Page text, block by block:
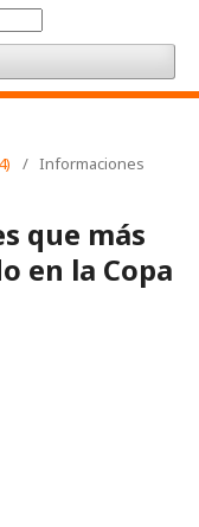
/ Informaciones
que más
en la Copa